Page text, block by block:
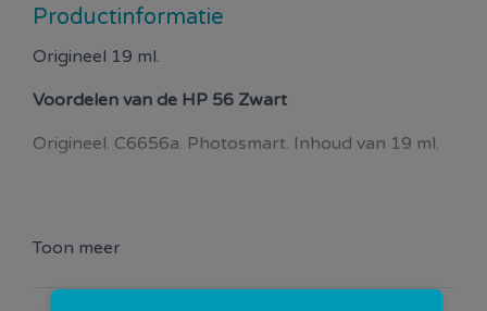
Productinformatie
Origineel 19 ml.
Voordelen van de HP 56 Zwart
Origineel. C6656a. Photosmart. Inhoud van 19 ml.
Toon meer